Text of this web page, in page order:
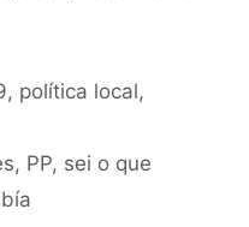
, política local,
, PP, sei o que